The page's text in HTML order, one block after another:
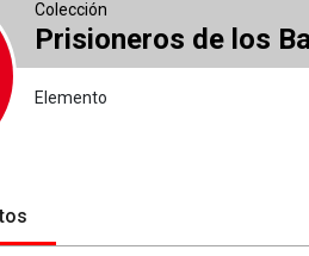
Colección
Prisioneros de los
Elemento